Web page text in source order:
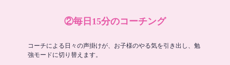
②毎日15分のコーチング
コーチによる日々の声掛けが、お子様のやる気を引き出し、勉
強モードに切り替えます。